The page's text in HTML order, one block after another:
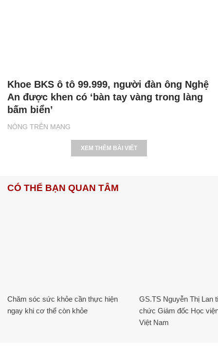
NÓNG TRÊN MẠNG
Khoe BKS ô tô 99.999, người đàn ông Nghệ
An được khen có ‘bàn tay vàng trong làng
bấm biển’
XEM THÊM BÀI VIẾT
CÓ THỂ BẠN QUAN TÂM
Chăm sóc sức khỏe cần thực hiện
ngay khi cơ thể còn khỏe
GS.TS Nguyễn Thị Lan
chức Giám đốc Học
Việt Nam